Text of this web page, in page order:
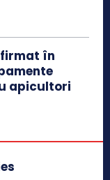
în
apicultori